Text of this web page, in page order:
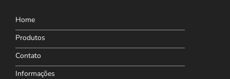
Home
Produtos
Contato
Informações